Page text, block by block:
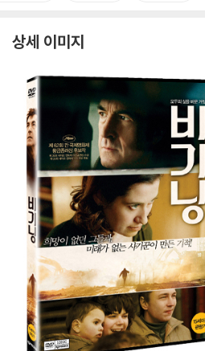
상세 이미지